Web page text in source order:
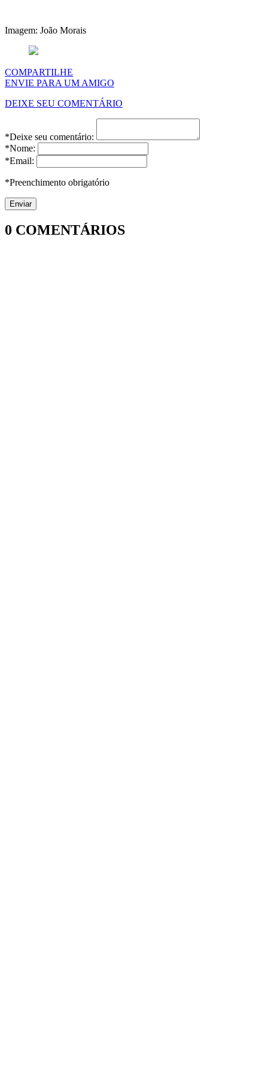
Imagem: João Morais
COMPARTILHE
ENVIE PARA UM AMIGO
DEIXE SEU COMENTÁRIO
*Deixe seu comentário:
*Nome:
*Email:
*Preenchimento obrigatório
0 COMENTÁRIOS